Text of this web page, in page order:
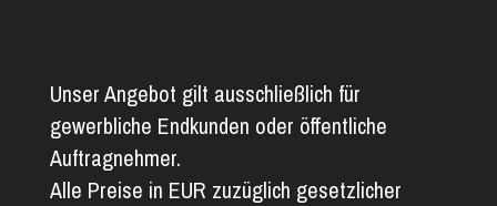
Unser Angebot gilt ausschließlich für
gewerbliche Endkunden oder öffentliche
Auftragnehmer.
Alle Preise in EUR zuzüglich gesetzlicher